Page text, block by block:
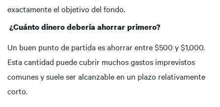
exactamente el objetivo del fondo.
¿Cuánto dinero debería ahorrar primero?
Un buen punto de partida es ahorrar entre $500 y $1,000.
Esta cantidad puede cubrir muchos gastos imprevistos
comunes y suele ser alcanzable en un plazo relativamente
corto.